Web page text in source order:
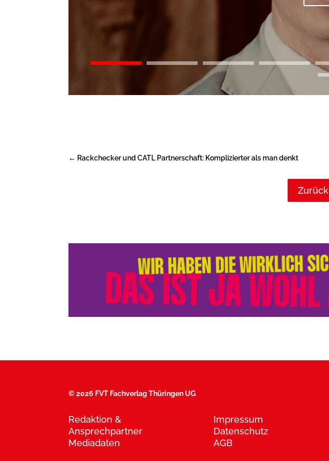
← Rackchecker und CATL Partnerschaft: Komplizierter als man denkt
©2026 FVT Fachverlag Thüringen UG
Redaktion &
Ansprechpartner
Mediadaten
Impressum
Datenschutz
AGB